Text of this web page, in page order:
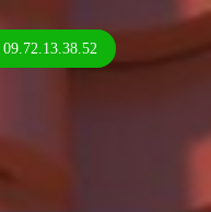
09.72.13.38.52